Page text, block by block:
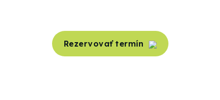
Rezervovať termín